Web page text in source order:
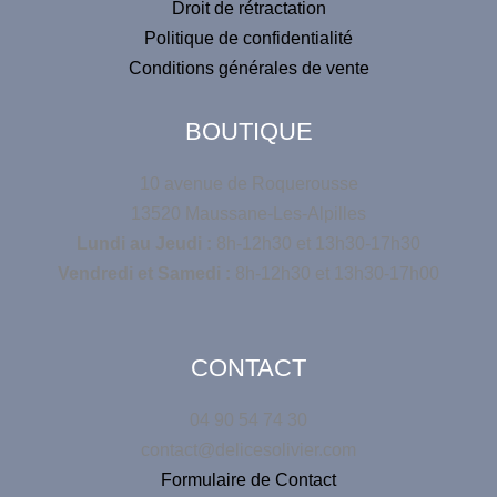
Droit de rétractation
Politique de confidentialité
Conditions générales de vente
BOUTIQUE
10 avenue de Roquerousse
13520 Maussane-Les-Alpilles
Lundi au Jeudi : 8h-12h30 et 13h30-17h30
Vendredi et Samedi : 8h-12h30 et 13h30-17h00
CONTACT
04 90 54 74 30
contact@delicesolivier.com
Formulaire de Contact